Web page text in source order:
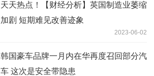
天天热点！【财经分析】英国制造业萎缩
加剧 短期难见改善迹象
2023-06-02
韩国豪车品牌一月内在华再度召回部分汽
车 这次是安全带隐患